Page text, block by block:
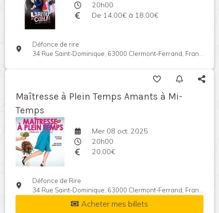
20h00
De 14,00€ à 18,00€
Défonce de rire
34 Rue Saint-Dominique, 63000 Clermont-Ferrand, France
Maîtresse à Plein Temps Amants à Mi-
Temps
Mer 08 oct. 2025
20h00
20,00€
Défonce de Rire
34 Rue Saint-Dominique, 63000 Clermont-Ferrand, France
Acheter mes billets